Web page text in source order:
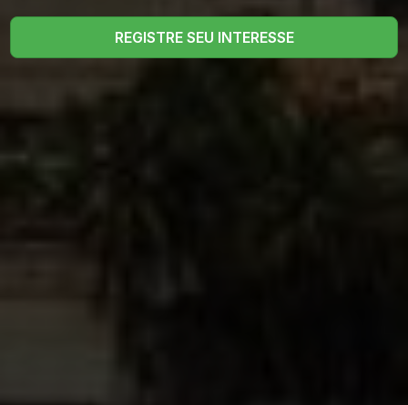
REGISTRE SEU INTERESSE